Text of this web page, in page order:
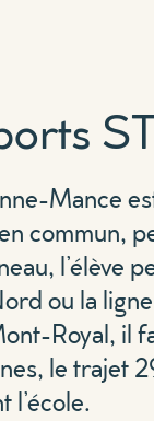
Mance
commun,
l’élève
ou la
Royal, il
le trajet
l’école.